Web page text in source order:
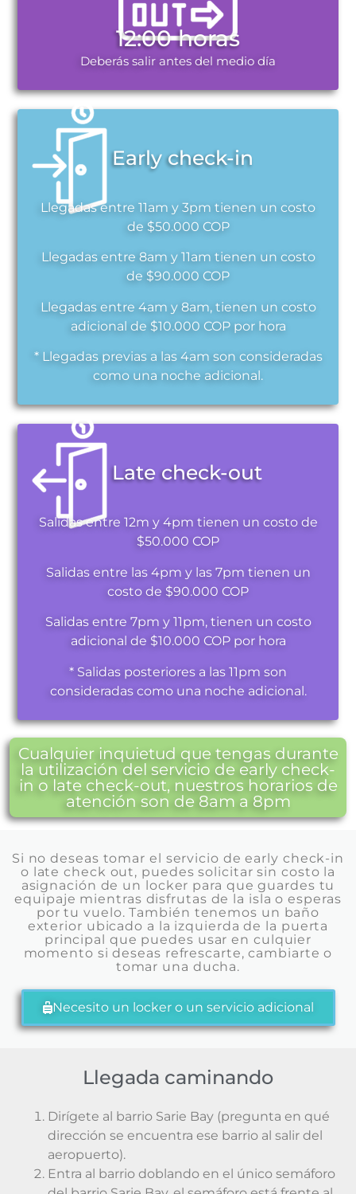
12:00 horas
Deberás salir antes del medio día
Early check-in
Llegadas entre 11am y 3pm tienen un costo
de $50.000 COP
Llegadas entre 8am y 11am tienen un costo
de $90.000 COP
Llegadas entre 4am y 8am, tienen un costo
adicional de $10.000 COP por hora
* Llegadas previas a las 4am son consideradas
como una noche adicional.
Late check-out
Salidas entre 12m y 4pm tienen un costo de
$50.000 COP
Salidas entre las 4pm y las 7pm tienen un
costo de $90.000 COP
Salidas entre 7pm y 11pm, tienen un costo
adicional de $10.000 COP por hora
* Salidas posteriores a las 11pm son
consideradas como una noche adicional.
Cualquier inquietud que tengas durante
la utilización del servicio de early check-
in o late check-out, nuestros horarios de
atención son de 8am a 8pm
Si no deseas tomar el servicio de early check-in
o late check out, puedes solicitar sin costo la
asignación de un locker para que guardes tu
equipaje mientras disfrutas de la isla o esperas
por tu vuelo. También tenemos un baño
exterior ubicado a la izquierda de la puerta
principal que puedes usar en culquier
momento si deseas refrescarte, cambiarte o
tomar una ducha.
Necesito un locker o un servicio adicional
Llegada caminando
Dirígete al barrio Sarie Bay (pregunta en qué
dirección se encuentra ese barrio al salir del
aeropuerto).
Entra al barrio doblando en el único semáforo